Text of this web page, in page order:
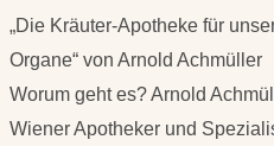
„Die Kräuter-Apotheke für
Organe“ von Arnold Achmüller
Worum geht es? Arnold
Wiener Apotheker und